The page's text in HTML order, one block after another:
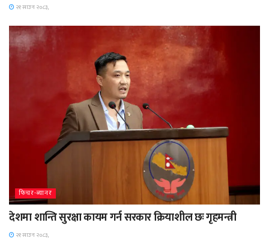
२१ साउन २०८३,
फिचर-ब्यानर
देशमा शान्ति सुरक्षा कायम गर्न सरकार क्रियाशील छः गृहमन्त्री
२१ साउन २०८३,